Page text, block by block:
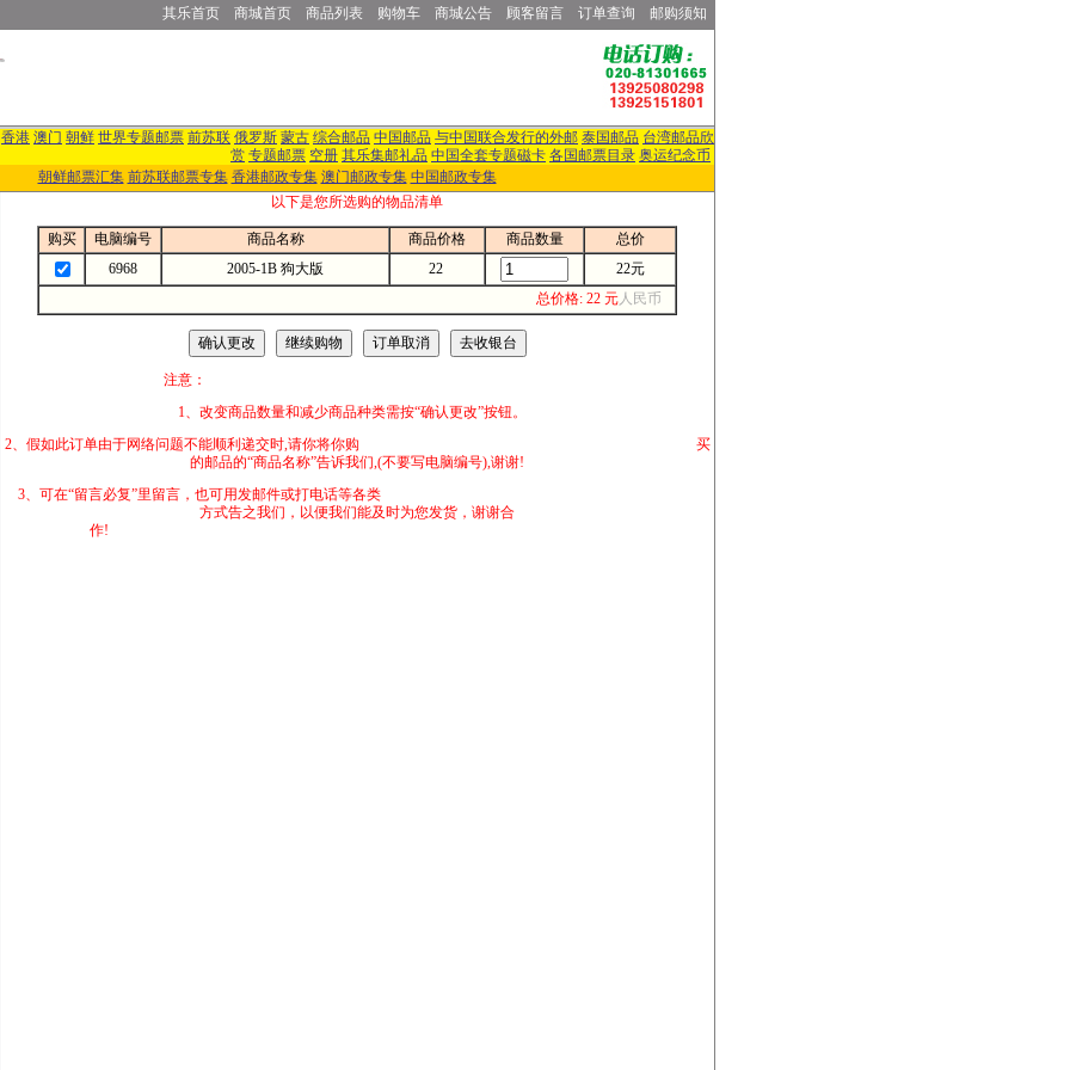
其乐首页 商城首页 商品列表 购物车 商城公告 顾客留言 订单查询 邮购须知
香港 澳门 朝鲜 世界专题邮票 前苏联 俄罗斯 蒙古 综合邮品 中国邮品 与中国联合发行的外邮 泰国邮品 台湾邮品欣
赏 专题邮票 空册 其乐集邮礼品 中国全套专题磁卡 各国邮票目录 奥运纪念币
朝鲜邮票汇集 前苏联邮票专集 香港邮政专集 澳门邮政专集 中国邮政专集
以下是您所选购的物品清单
购买 电脑编号 商品名称 商品价格 商品数量
总价
6968
2005-1B 狗大版 22
22元
总价格: 22 元人民币
注意：
1、改变商品数量和减少商品种类需按“确认更改”按钮。
2、假如此订单由于网络问题不能顺利递交时,请你将你购 买
的邮品的“商品名称”告诉我们,(不要写电脑编号),谢谢!
3、可在“留言必复”里留言，也可用发邮件或打电话等各类
方式告之我们，以便我们能及时为您发货，谢谢合
作!